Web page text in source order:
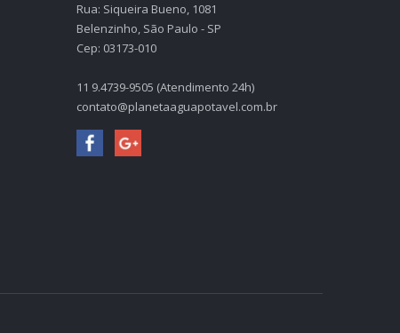
Rua: Siqueira Bueno, 1081
Belenzinho, São Paulo - SP
Cep: 03173-010
11 9.4739-9505 (Atendimento 24h)
contato@planetaaguapotavel.com.br